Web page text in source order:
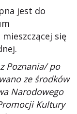
jest do
się
Poznania/ po
ze środków
Narodowego
Kultury